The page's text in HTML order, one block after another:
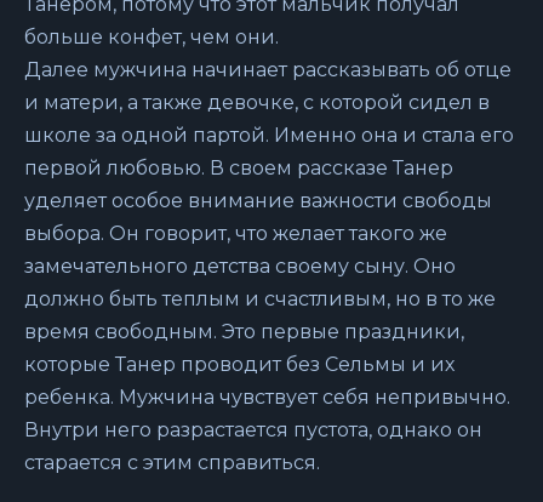
больше конфет, чем они.
Далее мужчина начинает рассказывать об отце
и матери, а также девочке, с которой сидел в
школе за одной партой. Именно она и стала его
первой любовью. В своем рассказе Танер
уделяет особое внимание важности свободы
выбора. Он говорит, что желает такого же
замечательного детства своему сыну. Оно
должно быть теплым и счастливым, но в то же
время свободным. Это первые праздники,
которые Танер проводит без Сельмы и их
ребенка. Мужчина чувствует себя непривычно.
Внутри него разрастается пустота, однако он
старается с этим справиться.